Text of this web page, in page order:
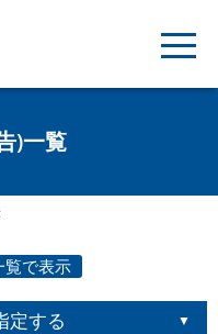
)一覧
覧で表示
定する